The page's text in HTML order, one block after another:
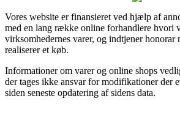
Vores website er finansieret ved hjælp af
med en lang række online forhandlere hvori
virksomhedernes varer, og indtjener honorar
realiserer et køb.
Informationer om varer og online shops
der tages ikke ansvar for modifikationer der
siden seneste opdatering af sidens data.